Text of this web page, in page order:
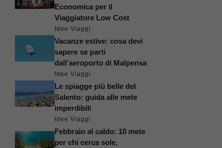
Economica per il
Viaggiatore Low Cost
Idee Viaggi
Vacanze estive: cosa devi
sapere se parti
dall’aeroporto di Malpensa
Idee Viaggi
Le spiagge più belle del
Salento: guida alle mete
imperdibili
Idee Viaggi
Febbraio al caldo: 10 mete
per chi cerca sole,